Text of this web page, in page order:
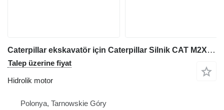
Caterpillar ekskavatör için Caterpillar Silnik CAT M2X120B-CHB- 11A-05/235 874824X 02 hidrolik motor
Talep üzerine fiyat
Hidrolik motor
Polonya, Tarnowskie Góry